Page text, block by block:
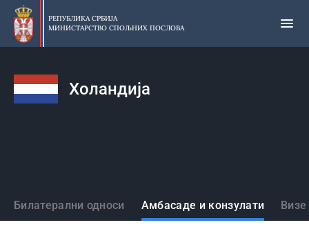
Прескочи
главни
део
РЕПУБЛИКА СРБИЈА
МИНИСТАРСТВО СПОЉНИХ ПОСЛОВА
Холандија
Државе
Билатерални односи Амбасаде и конзулати